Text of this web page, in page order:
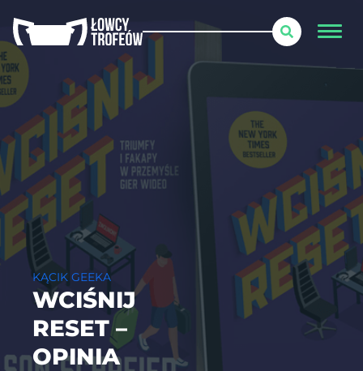
KĄCIK GEEKA
WCIŚNIJ
RESET –
OPINIA